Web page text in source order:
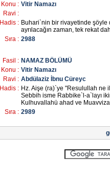
Konu : Vitir Namazı
Ravi :
Hadis : Buhari`nin bir rivayetinde şöyle
ayrılacağın zaman, tek rekat
Sıra : 2988
Fasil : NAMAZ BÖLÜMÜ
Konu : Vitir Namazı
Ravi : Abdülaziz İbnu Cüreyc
Hadis : Hz. Aişe (ra)`ye "Resulullah ne
Sebbih isme Rabbike`l-a`layı
Kulhuvallahü ahad ve
Sıra : 2989